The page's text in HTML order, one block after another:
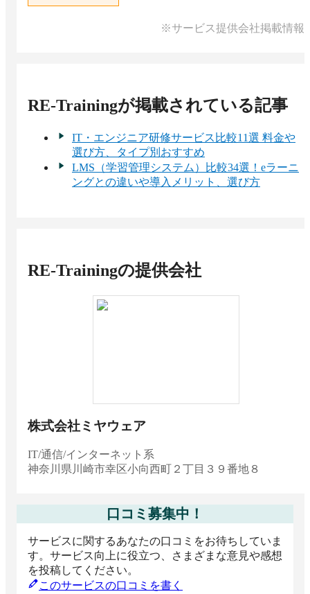
※サービス提供会社掲載情報
RE-Trainingが掲載されている記事
IT・エンジニア研修サービス比較11選 料金や
選び方、タイプ別おすすめ
LMS（学習管理システム）比較34選！eラーニ
ングとの違いや導入メリット、選び方
RE-Trainingの提供会社
株式会社ミヤウェア
IT/通信/インターネット系
神奈川県川崎市幸区小向西町２丁目３９番地８
口コミ募集中！
サービスに関するあなたの口コミをお待ちしていま
す。サービス向上に役立つ、さまざまな意見や感想
を投稿してください。
このサービスの口コミを書く